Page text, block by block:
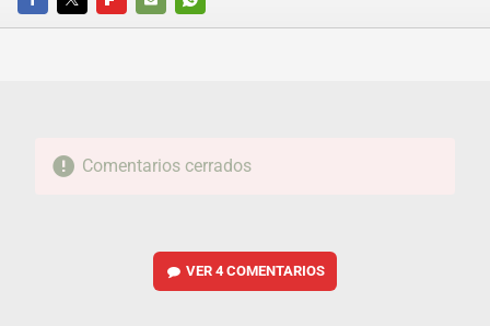
FACEBOOKTWITTERFLIPBOARD
E-
WHATSAPP
Comentarios cerrados
VER4 COMENTARIOS